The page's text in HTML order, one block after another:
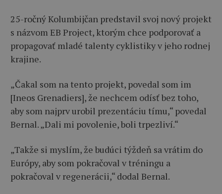
25-ročný Kolumbijčan predstavil svoj nový projekt
s názvom EB Project, ktorým chce podporovať a
propagovať mladé talenty cyklistiky v jeho rodnej
krajine.
„Čakal som na tento projekt, povedal som im
[Ineos Grenadiers], že nechcem odísť bez toho,
aby som najprv urobil prezentáciu tímu,“ povedal
Bernal. „Dali mi povolenie, boli trpezliví.“
„Takže si myslím, že budúci týždeň sa vrátim do
Európy, aby som pokračoval v tréningu a
pokračoval v regenerácii,“ dodal Bernal.